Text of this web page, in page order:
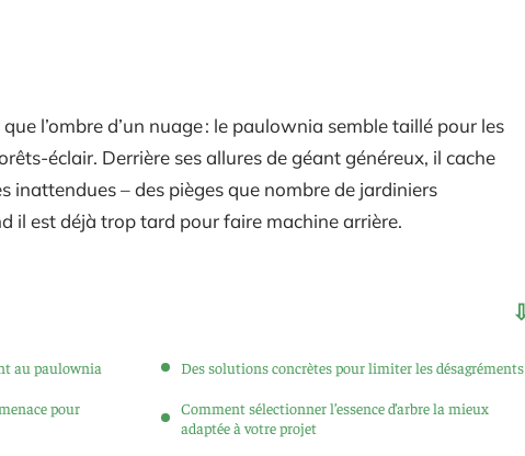
l’ombre d’un nuage : le paulownia semble taillé pour les
éclair. Derrière ses allures de géant généreux, il cache
inattendues – des pièges que nombre de jardiniers
il est déjà trop tard pour faire machine arrière.
au paulownia
pour
Des solutions concrètes pour limiter les désagréments
Comment sélectionner l’essence d’arbre la mieux
adaptée à votre projet